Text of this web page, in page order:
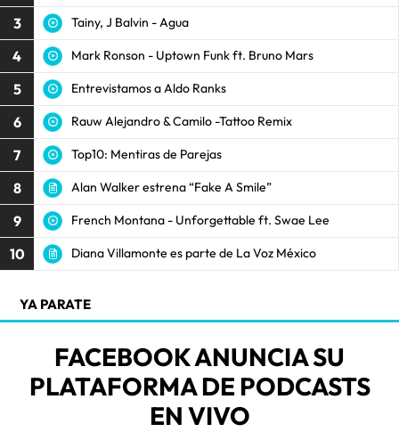
3 Tainy, J Balvin - Agua
4 Mark Ronson - Uptown Funk ft. Bruno Mars
5 Entrevistamos a Aldo Ranks
6 Rauw Alejandro & Camilo -Tattoo Remix
7 Top10: Mentiras de Parejas
8 Alan Walker estrena “Fake A Smile”
9 French Montana - Unforgettable ft. Swae Lee
10 Diana Villamonte es parte de La Voz México
YA PARATE
FACEBOOK ANUNCIA SU
PLATAFORMA DE PODCASTS
EN VIVO